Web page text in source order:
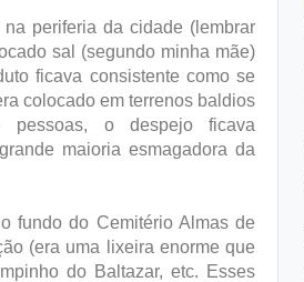
periferia da cidade (lembrar
sal (segundo minha mãe)
ficava consistente como se
colocado em terrenos baldios
pessoas, o despejo ficava
maioria esmagadora da
fundo do Cemitério Almas de
(era uma lixeira enorme que
do Baltazar, etc. Esses